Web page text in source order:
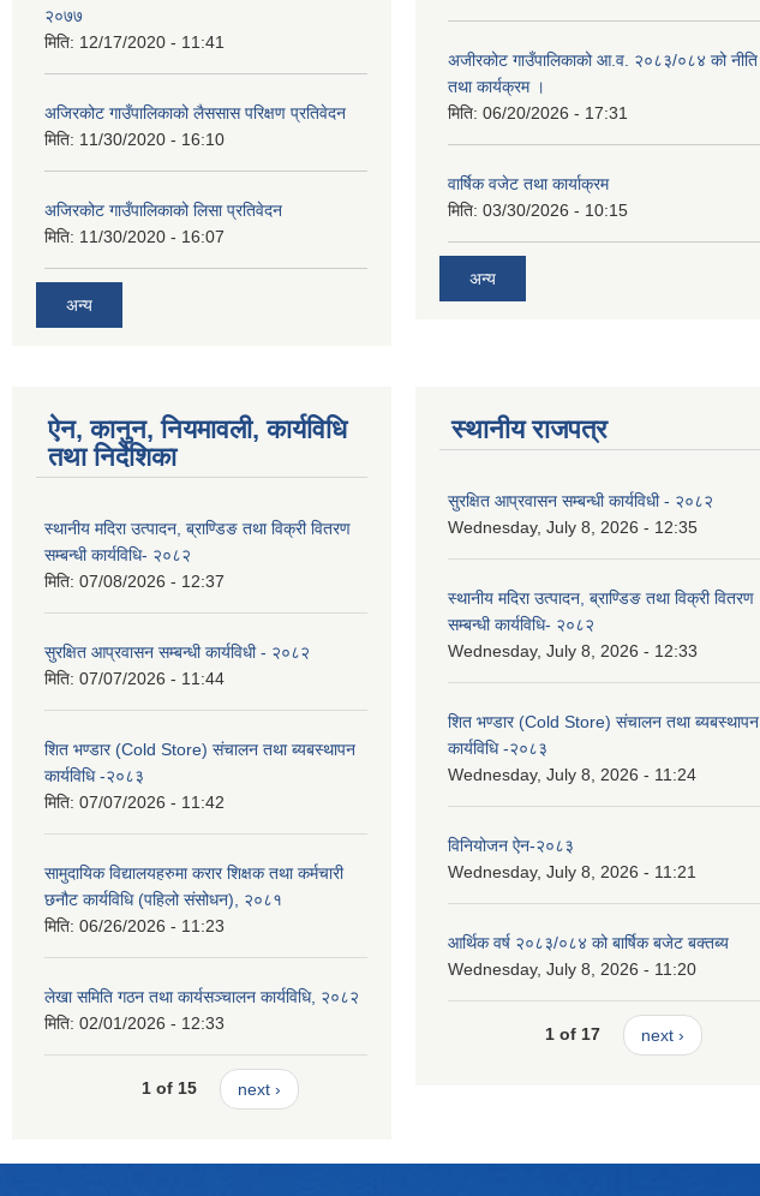
२०७७
मिति: 12/17/2020 - 11:41
अजिरकोट गाउँपालिकाको लैससास परिक्षण प्रतिवेदन
मिति: 11/30/2020 - 16:10
अजिरकोट गाउँपालिकाको लिसा प्रतिवेदन
मिति: 11/30/2020 - 16:07
अन्य
अजीरकोट गाउँपालिकाको आ.व. २०८३/०८४ को नीति
तथा कार्यक्रम ।
मिति: 06/20/2026 - 17:31
वार्षिक वजेट तथा कार्याक्रम
मिति: 03/30/2026 - 10:15
अन्य
ऐन, कानुन, नियमावली, कार्यविधि
तथा निर्देशिका
स्थानीय मदिरा उत्पादन, ब्राण्डिङ तथा विक्री वितरण
सम्बन्धी कार्यविधि- २०८२
मिति: 07/08/2026 - 12:37
सुरक्षित आप्रवासन सम्बन्धी कार्यविधी - २०८२
मिति: 07/07/2026 - 11:44
शित भण्डार (Cold Store) संचालन तथा ब्यबस्थापन
कार्यविधि -२०८३
मिति: 07/07/2026 - 11:42
सामुदायिक विद्यालयहरुमा करार शिक्षक तथा कर्मचारी
छनौट कार्यविधि (पहिलो संसोधन), २०८१
मिति: 06/26/2026 - 11:23
लेखा समिति गठन तथा कार्यसञ्चालन कार्यविधि, २०८२
मिति: 02/01/2026 - 12:33
1 of 15 next ›
स्थानीय राजपत्र
सुरक्षित आप्रवासन सम्बन्धी कार्यविधी - २०८२
Wednesday, July 8, 2026 - 12:35
स्थानीय मदिरा उत्पादन, ब्राण्डिङ तथा विक्री वितरण
सम्बन्धी कार्यविधि- २०८२
Wednesday, July 8, 2026 - 12:33
शित भण्डार (Cold Store) संचालन तथा ब्यबस्थापन
कार्यविधि -२०८३
Wednesday, July 8, 2026 - 11:24
विनियोजन ऐन-२०८३
Wednesday, July 8, 2026 - 11:21
आर्थिक वर्ष २०८३/०८४ को बार्षिक बजेट बक्तब्य
Wednesday, July 8, 2026 - 11:20
1 of 17 next ›